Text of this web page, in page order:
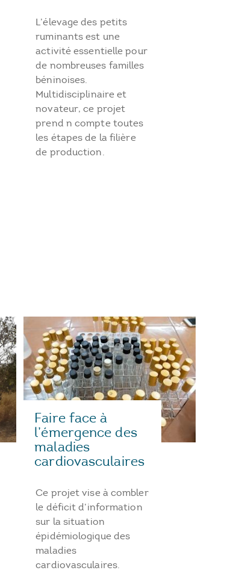
L’élevage des petits
ruminants est une
activité essentielle pour
de nombreuses familles
béninoises.
Multidisciplinaire et
novateur, ce projet
prend n compte toutes
les étapes de la filière
de production.
Faire face à
l’émergence des
maladies
cardiovasculaires
Ce projet vise à combler
le déficit d’information
sur la situation
épidémiologique des
maladies
cardiovasculaires.